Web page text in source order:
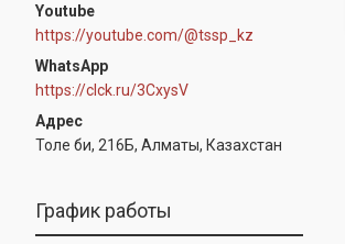
Youtube
https://youtube.com/@tssp_kz
WhatsApp
https://clck.ru/3CxysV
Толе би, 216Б, Алматы, Казахстан
График работы